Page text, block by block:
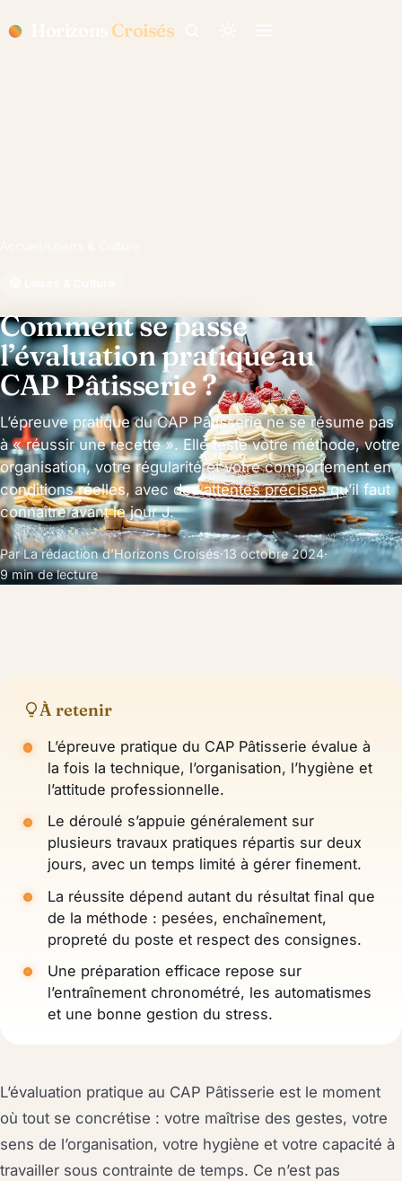
Croisés
Comment se passe
l’évaluation pratique au
CAP Pâtisserie ?
L’épreuve pratique du CAP Pâtisserie ne se résume pas
à « réussir une recette ». Elle teste votre méthode, votre
organisation, votre régularité et votre comportement en
conditions réelles, avec des attentes précises qu’il faut
connaître avant le jour J.
Par La rédaction d’Horizons Croisés·13 octobre 2024·
9 min de lecture
À retenir
L’épreuve pratique du CAP Pâtisserie évalue à
la fois la technique, l’organisation, l’hygiène et
l’attitude professionnelle.
Le déroulé s’appuie généralement sur
plusieurs travaux pratiques répartis sur deux
jours, avec un temps limité à gérer finement.
La réussite dépend autant du résultat final que
de la méthode : pesées, enchaînement,
propreté du poste et respect des consignes.
Une préparation efficace repose sur
l’entraînement chronométré, les automatismes
et une bonne gestion du stress.
L’évaluation pratique au CAP Pâtisserie est le moment
où tout se concrétise : votre maîtrise des gestes, votre
sens de l’organisation, votre hygiène et votre capacité à
travailler sous contrainte de temps. Ce n’est pas